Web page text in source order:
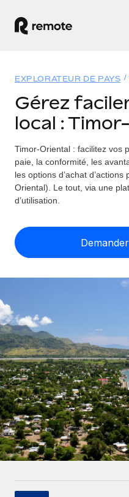
EMPLOI À
Paie multipays
Gérez la paie
Employer of record
Développez-vous à
Pilotage 360 des
Gestion des
PEO
Sous-traitez les
INFRASTRUCTURE
Intégration Remote
Intégrez vos RH aux
Plateforme
Des fonctions RH clés
Solutions
COUVERTURE
Explorateur de pays
Toutes les informations
pays par pays
Explorateur des
Simplifiez
États-Unis
CROISSANCE
Start-ups
Des solutions agiles et
paie des entreprises
Entreprises
Développez vos
mesure
Les RH à
Ressources
OUTILS & CALCULATEURS
Outil de calcul du
Calculateur du
Calculateur de
Découvrez les
paiement pour vos
APPRENDRE AVEC
Recherche et guides
Études de cas
Glossaire RH
Tarification
Français
Deutsch
Español
Italiano
Português (Portugal)
EXPLORATEUR DE PAYS
Gérez
local :
Timor-Oriental : facilitez vos
paie, la conformité, les
les options d’achat
Oriental). Le tout, via une
d’utilisation.